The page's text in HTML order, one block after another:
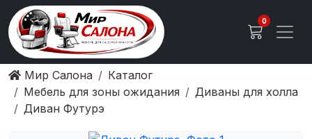
0
Мир Салона
Каталог
Мебель для зоны ожидания
Диваны для холла
Диван Футурэ